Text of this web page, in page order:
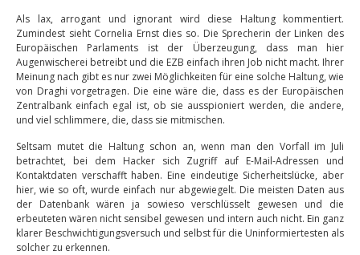
Als lax, arrogant und ignorant wird diese Haltung kommentiert.
Zumindest sieht Cornelia Ernst dies so. Die Sprecherin der Linken des
Europäischen Parlaments ist der Überzeugung, dass man hier
Augenwischerei betreibt und die EZB einfach ihren Job nicht macht. Ihrer
Meinung nach gibt es nur zwei Möglichkeiten für eine solche Haltung, wie
von Draghi vorgetragen. Die eine wäre die, dass es der Europäischen
Zentralbank einfach egal ist, ob sie ausspioniert werden, die andere,
und viel schlimmere, die, dass sie mitmischen.
Seltsam mutet die Haltung schon an, wenn man den Vorfall im Juli
betrachtet, bei dem Hacker sich Zugriff auf E-Mail-Adressen und
Kontaktdaten verschafft haben. Eine eindeutige Sicherheitslücke, aber
hier, wie so oft, wurde einfach nur abgewiegelt. Die meisten Daten aus
der Datenbank wären ja sowieso verschlüsselt gewesen und die
erbeuteten wären nicht sensibel gewesen und intern auch nicht. Ein ganz
klarer Beschwichtigungsversuch und selbst für die Uninformiertesten als
solcher zu erkennen.